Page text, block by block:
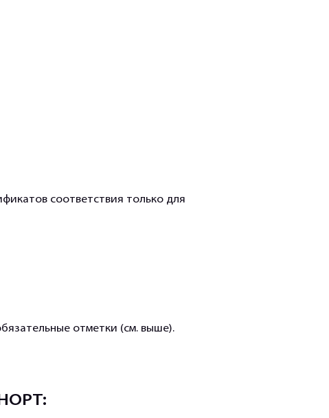
соответствия только для
отметки (см. выше).